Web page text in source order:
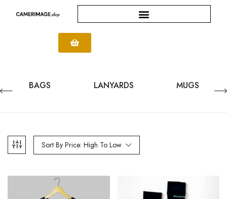
BAGS LANYARDS MUGS
Sort By Price: High To Low